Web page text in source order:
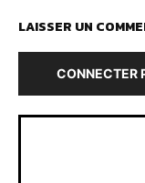
LAISSER UN
CONNECTER